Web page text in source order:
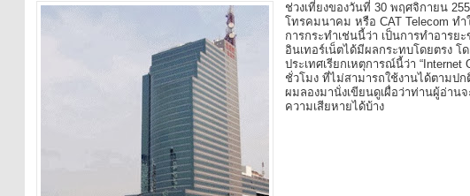
ช่วงเที่ยงของวันที่ 30 พฤศจิกายน
โทรคมนาคม หรือ CAT Telecom ท
การกระทำเช่นนี้ว่า เป็นการทำอาร
อินเทอร์เน็ตได้มีผลกระทบโดยตรง โด
ประเทศเรียกเหตุการณ์นี้ว่า
ชั่วโมง ที่ไม่สามารถใช้งานได้ตามป
ผมลองมานั่งเขียนดูเผื่อว่าท่านผู้อ่าน
ความเสียหายได้บ้าง